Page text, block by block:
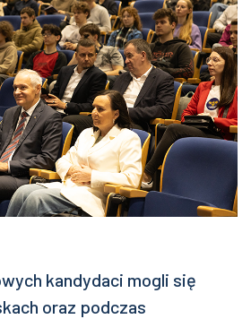
kandydaci mogli się
oraz podczas